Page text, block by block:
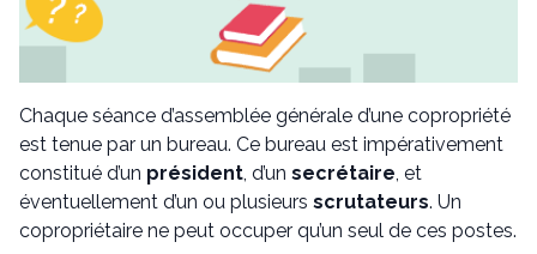
Chaque séance d’assemblée générale d’une copropriété
est tenue par un bureau. Ce bureau est impérativement
constitué d’un président, d’un secrétaire, et
éventuellement d’un ou plusieurs scrutateurs. Un
copropriétaire ne peut occuper qu’un seul de ces postes.